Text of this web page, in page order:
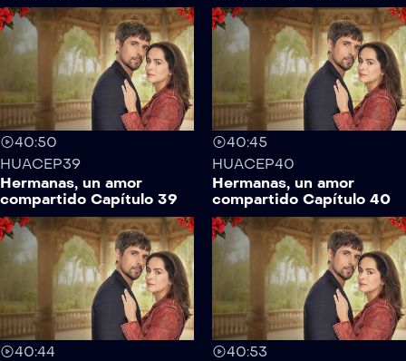
40:50
HUACEP39
Hermanas, un amor
compartido Capítulo 39
40:45
HUACEP40
Hermanas, un amor
compartido Capítulo 40
40:44
40:53